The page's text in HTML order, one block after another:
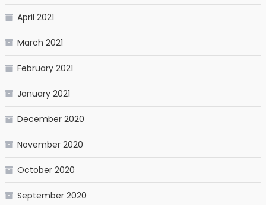
April 2021
March 2021
February 2021
January 2021
December 2020
November 2020
October 2020
September 2020